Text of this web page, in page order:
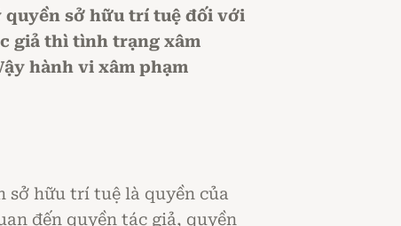
quyền sở hữu trí tuệ đối với
giả thì tình trạng xâm
hành vi xâm phạm
sở hữu trí tuệ là quyền của
đến quyền tác giả, quyền